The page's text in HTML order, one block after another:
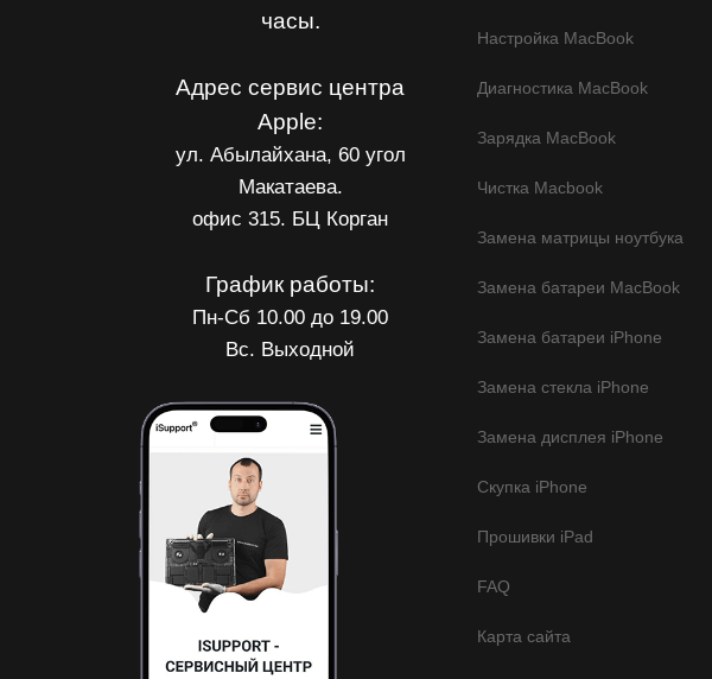
часы.
Адрес сервис центра
Apple:
ул. Абылайхана, 60 угол
Макатаева.
офис 315. БЦ Корган
График работы:
Пн-Сб 10.00 до 19.00
Вс. Выходной
Настройка MacBook
Диагностика MacBook
Зарядка MacBook
Чистка Macbook
Замена матрицы ноутбука
Замена батареи MacBook
Замена батареи iPhone
Замена стекла iPhone
Замена дисплея iPhone
Скупка iPhone
Прошивки iPad
FAQ
Карта сайта